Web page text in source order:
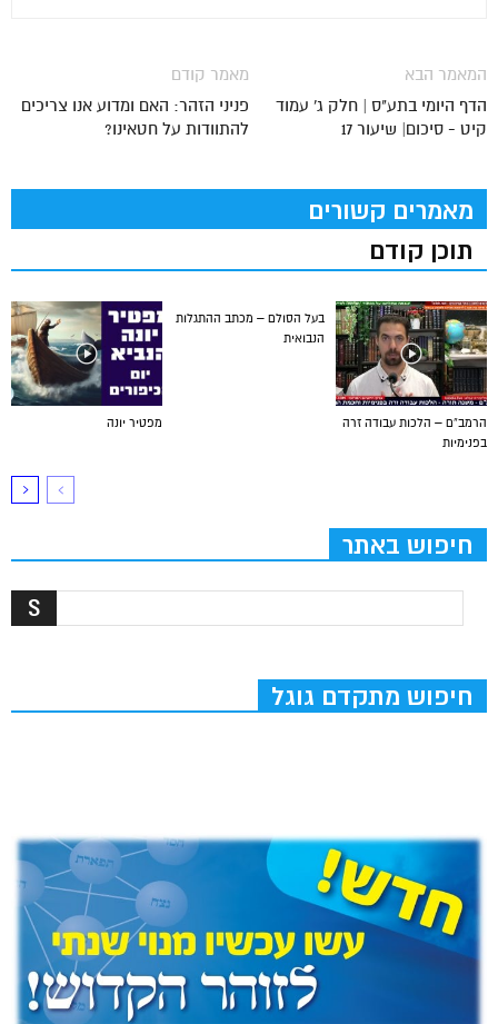
מאמר קודם
פניני הזהר: האם ומדוע אנו צריכים
להתוודות על חטאינו?
המאמר הבא
הדף היומי בתע"ס | חלק ג' עמוד
קיט - סיכום| שיעור 17
מאמרים קשורים
תוכן קודם
מפטיר יונה
בעל הסולם – מכתב ההתגלות
הנבואית
הרמב”ם – הלכות עבודה זרה
בפנימיות
חיפוש באתר
חיפוש מתקדם גוגל